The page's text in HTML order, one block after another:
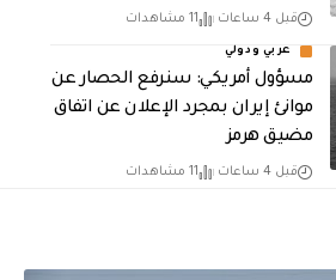
قبل 4 ساعات 11 مشاهدات
عربي ودولي
مسؤول أمريكي: سنرفع الحصار عن
موانئ إيران بمجرد الإعلان عن اتفاق
مضيق هرمز
قبل 4 ساعات 11 مشاهدات